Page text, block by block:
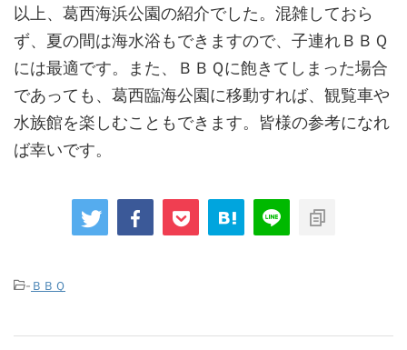
以上、葛西海浜公園の紹介でした。混雑しておら
ず、夏の間は海水浴もできますので、子連れＢＢＱ
には最適です。また、ＢＢＱに飽きてしまった場合
であっても、葛西臨海公園に移動すれば、観覧車や
水族館を楽しむこともできます。皆様の参考になれ
ば幸いです。
- ＢＢＱ